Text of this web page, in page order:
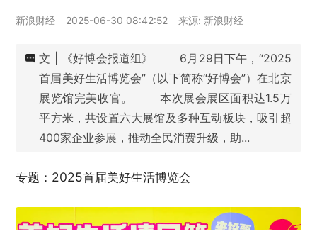
新浪财经 2025-06-30 08:42:52 来源: 新浪财经
文 | 《好博会报道组》 6月29日下午，“2025
首届美好生活博览会”（以下简称“好博会”）在北京
展览馆完美收官。 本次展会展区面积达1.5万
平方米，共设置六大展馆及多种互动板块，吸引超
400家企业参展，推动全民消费升级，助...
专题：2025首届美好生活博览会